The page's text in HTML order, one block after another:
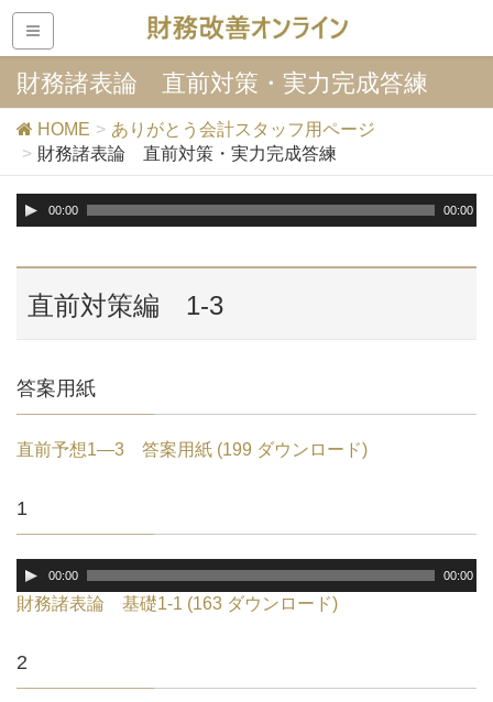
財務諸表論 直前対策・実力完成答練
HOME
ありがとう会計スタッフ用ページ
財務諸表論 直前対策・実力完成答練
音
声
ー
00:00 00:00
直前対策編 1-3
答案用紙
直前予想1―3 答案用紙 (199 ダウンロード)
1
音
声
ー
ヤ
00:00 00:00
財務諸表論 基礎1-1 (163 ダウンロード)
2